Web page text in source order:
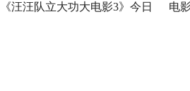
《汪汪队立大功大电影3》今日 电